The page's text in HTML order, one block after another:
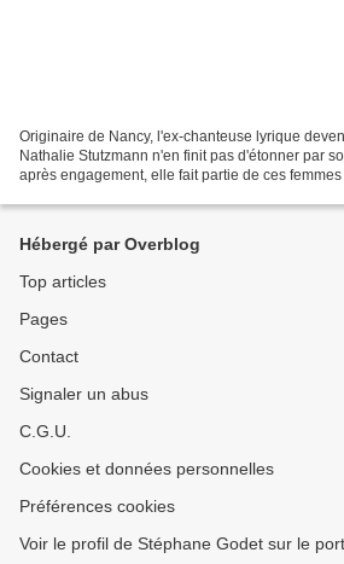
Originaire de Nancy, l'ex-chanteuse lyrique
Nathalie Stutzmann n'en finit pas d'étonner par
après engagement, elle fait partie de ces
Hébergé par Overblog
Top articles
Pages
Contact
Signaler un abus
C.G.U.
Cookies et données personnelles
Préférences cookies
Voir le profil de Stéphane Godet sur le